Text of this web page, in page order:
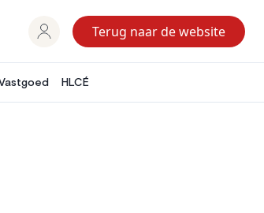
Terug naar de website
HLCÉ